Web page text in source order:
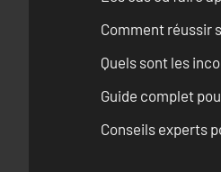
Comment réussir
Quels sont les
Guide complet
Conseils experts